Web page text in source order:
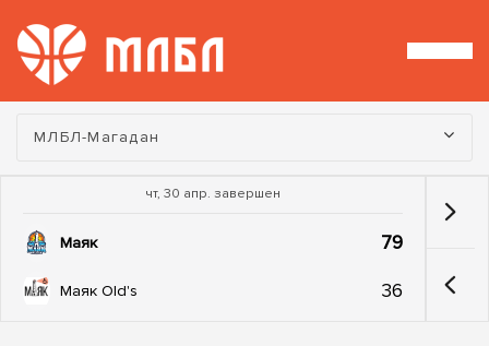
Турнир:
МЛБЛ-Магадан
чт, 30 апр. завершен
Маяк 79
Маяк Old's 36